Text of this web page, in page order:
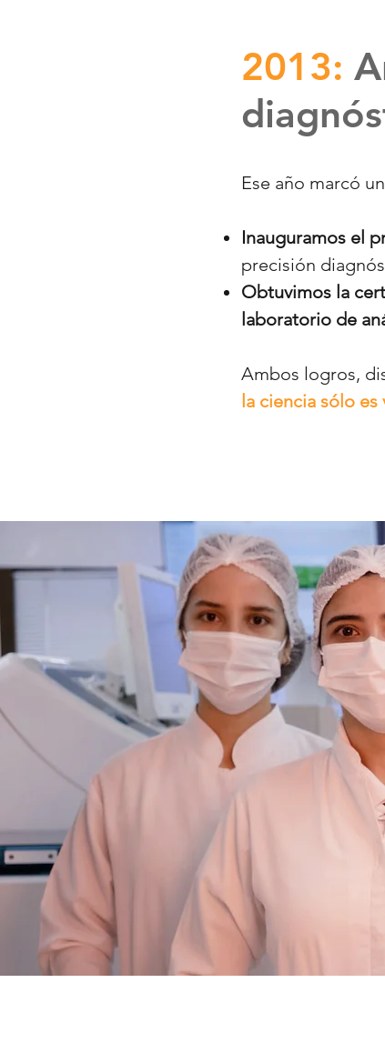
2013:
Ese año marcó
Inauguramos el
precisión
Obtuvimos la
laboratorio de
Ambos logros,
la ciencia sólo